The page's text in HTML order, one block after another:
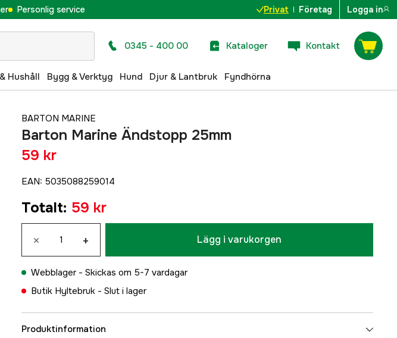
Personlig service Privat Företag Logga in
0345 - 400 00 Kataloger Kontakt
Hushåll Bygg & Verktyg Hund Djur & Lantbruk Fyndhörna
BARTON MARINE
Barton Marine Ändstopp 25mm
59 kr
EAN: 5035088259014
Totalt: 59 kr
× + Lägg i varukorgen
Webblager - Skickas om 5-7 vardagar
Butik Hyltebruk - Slut i lager
Produktinformation